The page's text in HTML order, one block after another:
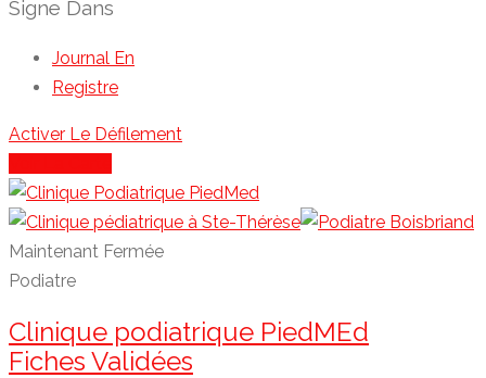
Signe Dans
Journal En
Registre
Activer Le Défilement
Maintenant Fermée
Podiatre
Clinique podiatrique PiedMEd
Fiches Validées